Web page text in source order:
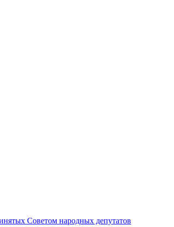
Советом народных депутатов